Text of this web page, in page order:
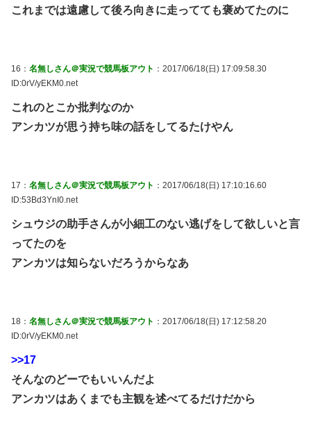
これまでは遠慮して後ろ向きに走ってても褒めてたのに
16： 名無しさん＠実況で競馬板アウト ：2017/06/18(日) 17:09:58.30
ID:0rV/yEKM0.net
これのとこか批判なのか
アンカツが思う持ち味の話をしてるたけやん
17： 名無しさん＠実況で競馬板アウト ：2017/06/18(日) 17:10:16.60
ID:53Bd3YnI0.net
シュウジの助手さんが小細工のない逃げをして欲しいと言
ってたのを
アンカツは知らないだろうからなあ
18： 名無しさん＠実況で競馬板アウト ：2017/06/18(日) 17:12:58.20
ID:0rV/yEKM0.net
>>17
そんなのどーでもいいんだよ
アンカツはあくまでも主観を述べてるだけだから